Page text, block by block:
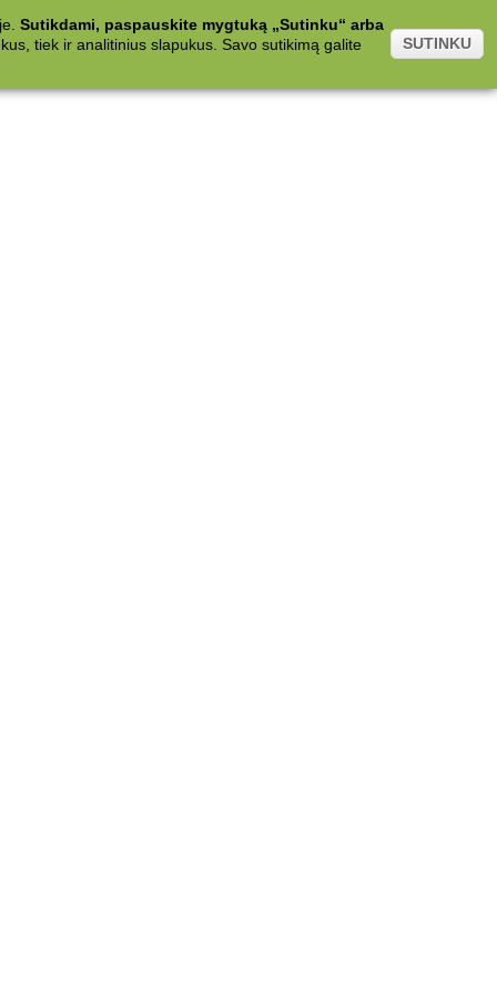
Sutikdami, paspauskite mygtuką „Sutinku“ arba
tiek ir analitinius slapukus. Savo sutikimą galite
SUTINKU